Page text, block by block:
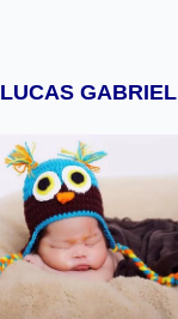
LUCAS GABRIEL